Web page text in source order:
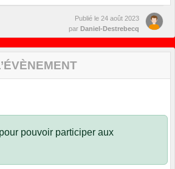
Publié le 24 août 2023
par Daniel-Destrebecq
pour pouvoir participer aux